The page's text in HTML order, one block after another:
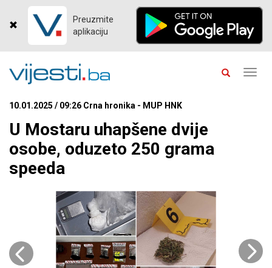
Preuzmite
aplikaciju
10.01.2025 / 09:26 Crna hronika - MUP HNK
U Mostaru uhapšene dvije
osobe, oduzeto 250 grama
speeda